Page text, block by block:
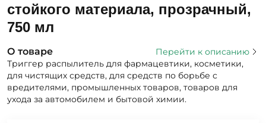
стойкого материала, прозрачный,
750 мл
О товаре
Перейти к описанию
Триггер распылитель для фармацевтики, косметики,
для чистящих средств, для средств по борьбе с
вредителями, промышленных товаров, товаров для
ухода за автомобилем и бытовой химии.